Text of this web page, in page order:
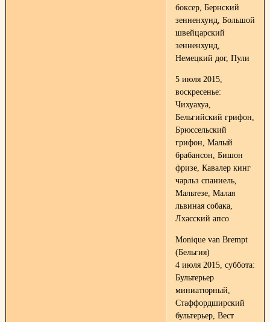
боксер, Бернский
зенненхунд, Большой
швейцарский
зенненхунд,
Немецкий дог, Пули
5 июля 2015,
воскресенье:
Чихуахуа,
Бельгийский грифон,
Брюссельский
грифон, Малый
брабансон, Бишон
фризе, Кавалер кинг
чарльз спаниель,
Мальтезе, Малая
львиная собака,
Лхасский апсо
Monique van Brempt
(Бельгия)
4 июля 2015, суббота:
Бультерьер
миниатюрный,
Стаффордширский
бультерьер, Вест